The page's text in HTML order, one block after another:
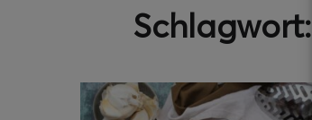
Schlagwort: